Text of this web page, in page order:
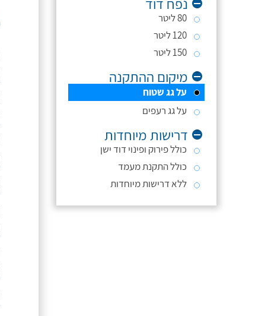
80 ליטר
120 ליטר
150 ליטר
מיקום ההתקנה
על גג שטוח
על גג רעפים
דרישות מיוחדות
כולל פירוק ופינוי דוד ישן
כולל התקנת מעמד
ללא דרישות מיוחדות